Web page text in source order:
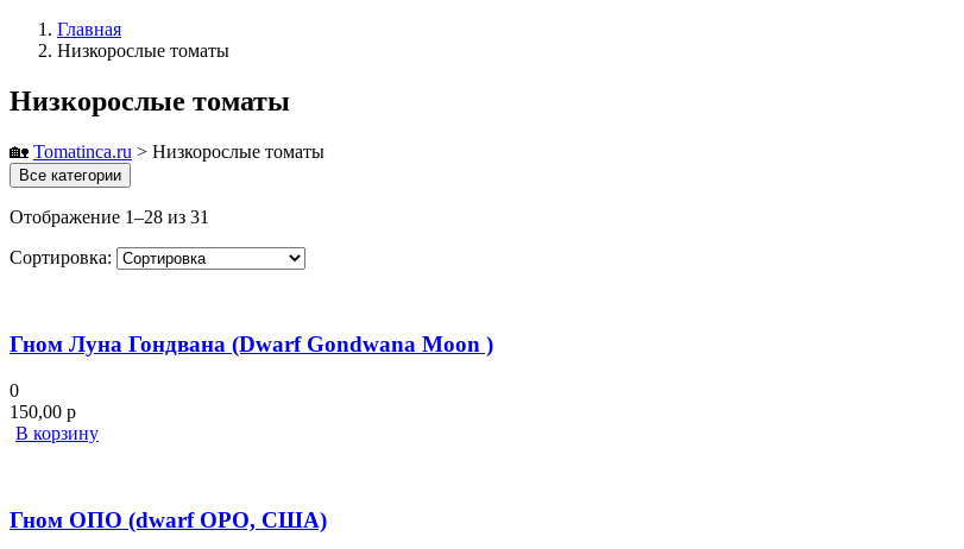
Главная
Низкорослые томаты
Низкорослые томаты
🏡 Tomatinсa.ru > Низкорослые томаты
Все категории
Отображение 1–28 из 31
Сортировка:
Гном Луна Гондвана (Dwarf Gondwana Moon )
0
150,00 р
В корзину
Гном ОПО (dwarf OPO, США)